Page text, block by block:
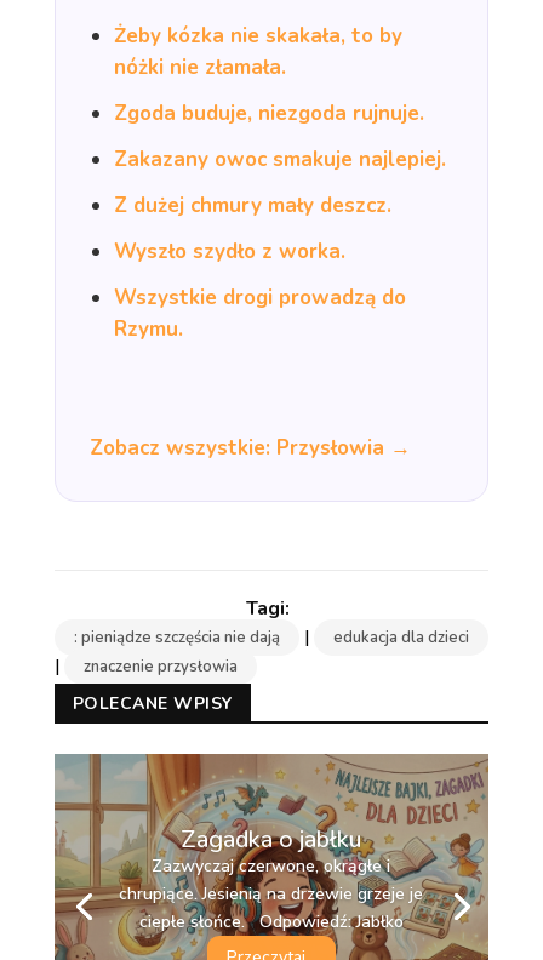
Żeby kózka nie skakała, to by
nóżki nie złamała.
Zgoda buduje, niezgoda rujnuje.
Zakazany owoc smakuje najlepiej.
Z dużej chmury mały deszcz.
Wyszło szydło z worka.
Wszystkie drogi prowadzą do
Rzymu.
Zobacz wszystkie: Przysłowia →
: pieniądze szczęścia nie dają | edukacja dla dzieci
| znaczenie przysłowia
POLECANE WPISY
Zagadka o jabłku
Zazwyczaj czerwone, okrągłe i
chrupiące. Jesienią na drzewie grzeje je
ciepłe słońce. Odpowiedź: Jabłko